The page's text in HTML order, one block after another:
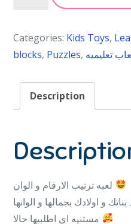
Categories: Kids Toys,
blocks, Puzzles, تعليميه
Description
و اولادك بجمالها و الوانها